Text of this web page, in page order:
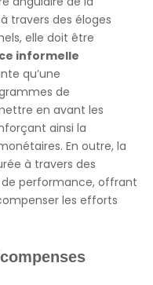
travers des éloges
elle doit être
informelle
qu’une
de
en avant les
ainsi la
En outre, la
à travers des
performance, offrant
les efforts